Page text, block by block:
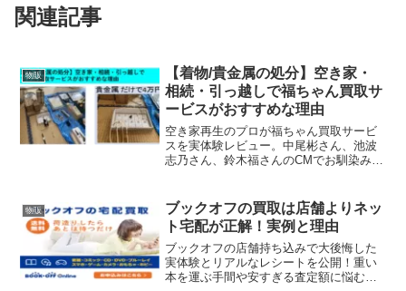
関連記事
物販
【着物/貴金属の処分】空き家・
相続・引っ越しで福ちゃん買取サ
ービスがおすすめな理由
空き家再生のプロが福ちゃん買取サービ
スを実体験レビュー。中尾彬さん、池波
志乃さん、鈴木福さんのCMでお馴染み。
リットまで解説します。
物販
ブックオフの買取は店舗よりネッ
ト宅配が正解！実例と理由
ブックオフの店舗持ち込みで大後悔した
実体験とリアルなレシートを公開！重い
本を運ぶ手間や安すぎる査定額に悩む方